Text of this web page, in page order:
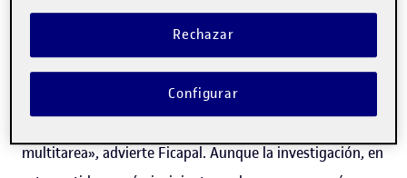
generar mejores rendimientos
«Hay que tener en cuenta todo el conjunto de
características organizativas, estratégicas y culturales de
las empresas en las que se valora la capacidad para la
multitarea», advierte Ficapal. Aunque la investigación, en
Rechazar
Configurar